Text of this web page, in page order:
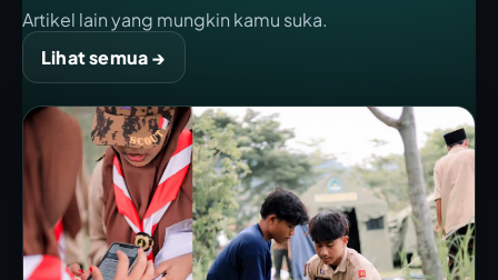
Artikel lain yang mungkin kamu suka.
Lihat semua →